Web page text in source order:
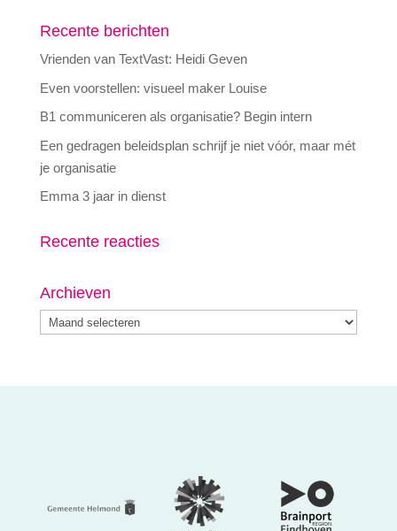
Recente berichten
Vrienden van TextVast: Heidi Geven
Even voorstellen: visueel maker Louise
B1 communiceren als organisatie? Begin intern
Een gedragen beleidsplan schrijf je niet vóór, maar mét
je organisatie
Emma 3 jaar in dienst
Recente reacties
Archieven
Archieven